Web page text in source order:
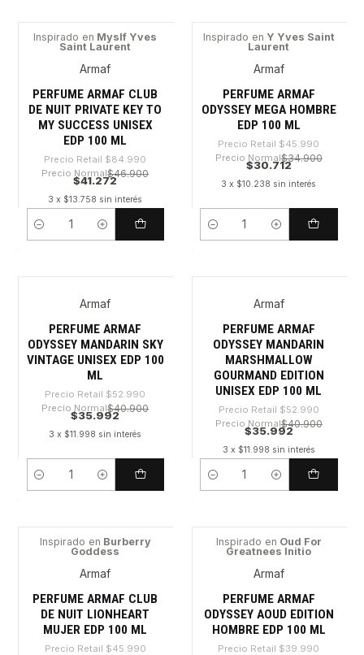
-51%
Inspirado en Myslf Yves
Saint Laurent
Armaf
PERFUME ARMAF CLUB
DE NUIT PRIVATE KEY TO
MY SUCCESS UNISEX
EDP 100 ML
Precio Retail $84.990
Precio Normal$46.900
$41.272
3 x $13.758 sin interés
Cantidad
Inspirado en Y Yves Saint
Laurent
Armaf
PERFUME ARMAF
ODYSSEY MEGA HOMBRE
EDP 100 ML
Precio Retail $45.990
Precio Normal$34.900
$30.712
3 x $10.238 sin interés
Cantidad
Armaf
PERFUME ARMAF
ODYSSEY MANDARIN SKY
VINTAGE UNISEX EDP 100
ML
Precio Retail $52.990
Precio Normal$40.900
$35.992
3 x $11.998 sin interés
Cantidad
Armaf
PERFUME ARMAF
ODYSSEY MANDARIN
MARSHMALLOW
GOURMAND EDITION
UNISEX EDP 100 ML
Precio Retail $52.990
Precio Normal$40.900
$35.992
3 x $11.998 sin interés
Cantidad
Inspirado en Burberry
Goddess
Armaf
PERFUME ARMAF CLUB
DE NUIT LIONHEART
MUJER EDP 100 ML
Precio Retail $45.990
-43%
Inspirado en Oud For
Greatnees Initio
Armaf
PERFUME ARMAF
ODYSSEY AOUD EDITION
HOMBRE EDP 100 ML
Precio Retail $39.990